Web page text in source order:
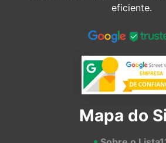
eficiente.
Mapa do